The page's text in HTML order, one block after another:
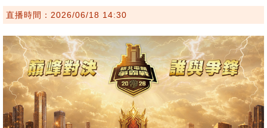
直播時間：2026/06/18 14:30